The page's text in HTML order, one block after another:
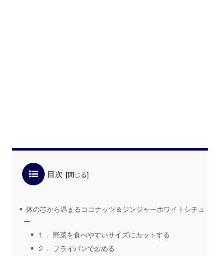
目次
体の芯から温まるココナッツ＆ジンジャーホワイトシチュ
ー
１． 野菜を食べやすいサイズにカットする
２． フライパンで炒める